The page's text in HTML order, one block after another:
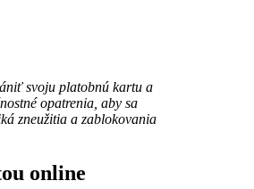
svoju platobnú kartu a
opatrenia, aby sa
zneužitia a zablokovania
online